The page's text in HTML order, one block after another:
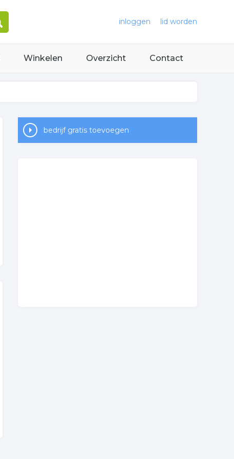
inloggen lid worden
Winkelen Overzicht Contact
bedrijf gratis toevoegen